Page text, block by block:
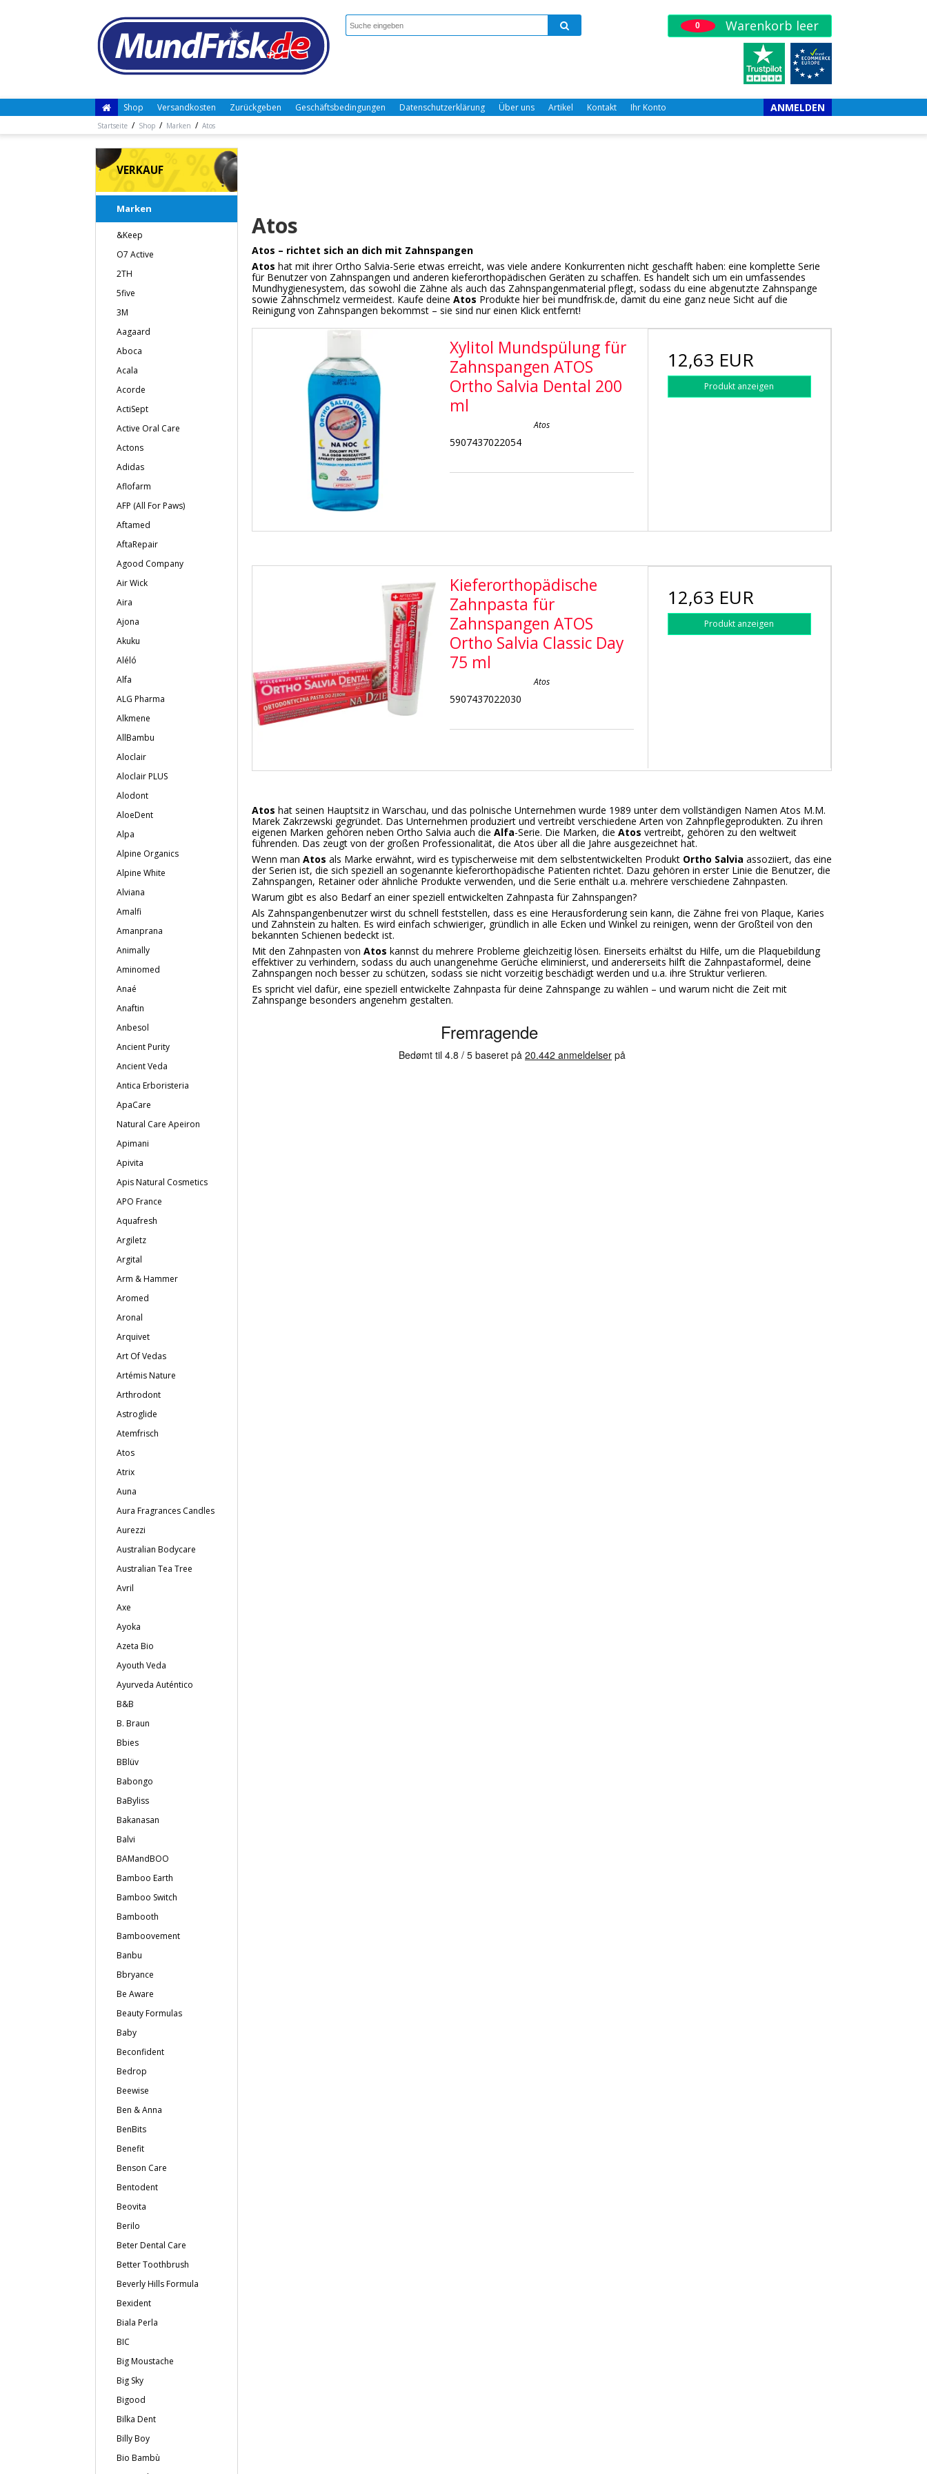
0 Warenkorb leer
Shop Versandkosten Zurückgeben Geschäftsbedingungen Datenschutzerklärung Über uns Artikel Kontakt Ihr Konto ANMELDEN
Startseite / Shop / Marken / Atos
VERKAUF
Marken
&Keep
O7 Active
2TH
5five
3M
Aagaard
Aboca
Acala
Acorde
ActiSept
Active Oral Care
Actons
Adidas
Aflofarm
AFP (All For Paws)
Aftamed
AftaRepair
Agood Company
Air Wick
Aira
Ajona
Akuku
Aléló
Alfa
ALG Pharma
Alkmene
AllBambu
Aloclair
Aloclair PLUS
Alodont
AloeDent
Alpa
Alpine Organics
Alpine White
Alviana
Amalfi
Amanprana
Animally
Aminomed
Anaé
Anaftin
Anbesol
Ancient Purity
Ancient Veda
Antica Erboristeria
ApaCare
Natural Care Apeiron
Apimani
Apivita
Apis Natural Cosmetics
APO France
Aquafresh
Argiletz
Argital
Arm & Hammer
Aromed
Aronal
Arquivet
Art Of Vedas
Artémis Nature
Arthrodont
Astroglide
Atemfrisch
Atos
Atrix
Auna
Aura Fragrances Candles
Aurezzi
Australian Bodycare
Australian Tea Tree
Avril
Axe
Ayoka
Azeta Bio
Ayouth Veda
Ayurveda Auténtico
B&B
B. Braun
Bbies
BBlüv
Babongo
BaByliss
Bakanasan
Balvi
BAMandBOO
Bamboo Earth
Bamboo Switch
Bambooth
Bamboovement
Banbu
Bbryance
Be Aware
Beauty Formulas
Baby
Beconfident
Bedrop
Beewise
Ben & Anna
BenBits
Benefit
Benson Care
Bentodent
Beovita
Berilo
Beter Dental Care
Better Toothbrush
Beverly Hills Formula
Bexident
Biala Perla
BIC
Big Moustache
Big Sky
Bigood
Bilka Dent
Billy Boy
Bio Bambù
Atos
Atos – richtet sich an dich mit Zahnspangen
Atos hat mit ihrer Ortho Salvia-Serie etwas erreicht, was viele andere Konkurrenten nicht geschafft haben: eine komplette Serie
für Benutzer von Zahnspangen und anderen kieferorthopädischen Geräten zu schaffen. Es handelt sich um ein umfassendes
Mundhygienesystem, das sowohl die Zähne als auch das Zahnspangenmaterial pflegt, sodass du eine abgenutzte Zahnspange
sowie Zahnschmelz vermeidest. Kaufe deine Atos Produkte hier bei mundfrisk.de, damit du eine ganz neue Sicht auf die
Reinigung von Zahnspangen bekommst – sie sind nur einen Klick entfernt!
Xylitol Mundspülung für
Zahnspangen ATOS
Ortho Salvia Dental 200
ml
Atos
5907437022054
12,63 EUR
Produkt anzeigen
Kieferorthopädische
Zahnpasta für
Zahnspangen ATOS
Ortho Salvia Classic Day
75 ml
Atos
5907437022030
12,63 EUR
Produkt anzeigen
Atos hat seinen Hauptsitz in Warschau, und das polnische Unternehmen wurde 1989 unter dem vollständigen Namen Atos M.M.
Marek Zakrzewski gegründet. Das Unternehmen produziert und vertreibt verschiedene Arten von Zahnpflegeprodukten. Zu ihren
eigenen Marken gehören neben Ortho Salvia auch die Alfa-Serie. Die Marken, die Atos vertreibt, gehören zu den weltweit
führenden. Das zeugt von der großen Professionalität, die Atos über all die Jahre ausgezeichnet hat.
Wenn man Atos als Marke erwähnt, wird es typischerweise mit dem selbstentwickelten Produkt Ortho Salvia assoziiert, das eine
der Serien ist, die sich speziell an sogenannte kieferorthopädische Patienten richtet. Dazu gehören in erster Linie die Benutzer, die
Zahnspangen, Retainer oder ähnliche Produkte verwenden, und die Serie enthält u.a. mehrere verschiedene Zahnpasten.
Warum gibt es also Bedarf an einer speziell entwickelten Zahnpasta für Zahnspangen?
Als Zahnspangenbenutzer wirst du schnell feststellen, dass es eine Herausforderung sein kann, die Zähne frei von Plaque, Karies
und Zahnstein zu halten. Es wird einfach schwieriger, gründlich in alle Ecken und Winkel zu reinigen, wenn der Großteil von den
bekannten Schienen bedeckt ist.
Mit den Zahnpasten von Atos kannst du mehrere Probleme gleichzeitig lösen. Einerseits erhältst du Hilfe, um die Plaquebildung
effektiver zu verhindern, sodass du auch unangenehme Gerüche eliminierst, und andererseits hilft die Zahnpastaformel, deine
Zahnspangen noch besser zu schützen, sodass sie nicht vorzeitig beschädigt werden und u.a. ihre Struktur verlieren.
Es spricht viel dafür, eine speziell entwickelte Zahnpasta für deine Zahnspange zu wählen – und warum nicht die Zeit mit
Zahnspange besonders angenehm gestalten.